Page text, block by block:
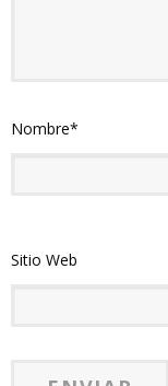
Nombre*
Sitio Web